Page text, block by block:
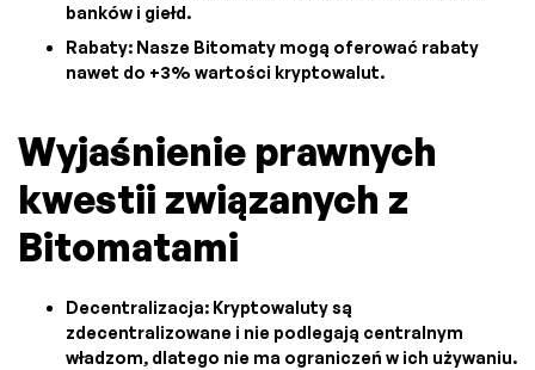
banków i giełd.
Rabaty: Nasze Bitomaty mogą oferować rabaty
nawet do +3% wartości kryptowalut.
Wyjaśnienie prawnych
kwestii związanych z
Bitomatami
Decentralizacja: Kryptowaluty są
zdecentralizowane i nie podlegają centralnym
władzom, dlatego nie ma ograniczeń w ich używaniu.